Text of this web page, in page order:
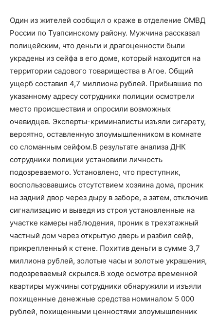
Один из жителей сообщил о краже в отделение ОМВД
России по Туапсинскому району. Мужчина рассказал
полицейским, что деньги и драгоценности были
украдены из сейфа в его доме, который находится на
территории садового товарищества в Агое. Общий
ущерб составил 4,7 миллиона рублей. Прибывшие по
указанному адресу сотрудники полиции осмотрели
место происшествия и опросили возможных
очевидцев. Эксперты-криминалисты изъяли сигарету,
вероятно, оставленную злоумышленником в комнате
со сломанным сейфом.В результате анализа ДНК
сотрудники полиции установили личность
подозреваемого. Установлено, что преступник,
воспользовавшись отсутствием хозяина дома, проник
на задний двор через дыру в заборе, а затем, отключив
сигнализацию и выведя из строя установленные на
участке камеры наблюдения, проник в трехэтажный
частный дом через открытую дверь и разбил сейф,
прикрепленный к стене. Похитив деньги в сумме 3,7
миллиона рублей, золотые часы и золотые украшения,
подозреваемый скрылся.В ходе осмотра временной
квартиры мужчины сотрудники обнаружили и изъяли
похищенные денежные средства номиналом 5 000
рублей, похищенными ценностями злоумышленник